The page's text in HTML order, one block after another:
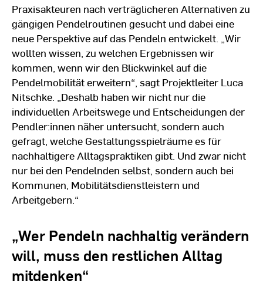
Praxisakteuren nach verträglicheren Alternativen zu
gängigen Pendelroutinen gesucht und dabei eine
neue Perspektive auf das Pendeln entwickelt. „Wir
wollten wissen, zu welchen Ergebnissen wir
kommen, wenn wir den Blickwinkel auf die
Pendelmobilität erweitern“, sagt Projektleiter Luca
Nitschke. „Deshalb haben wir nicht nur die
individuellen Arbeitswege und Entscheidungen der
Pendler:innen näher untersucht, sondern auch
gefragt, welche Gestaltungsspielräume es für
nachhaltigere Alltagspraktiken gibt. Und zwar nicht
nur bei den Pendelnden selbst, sondern auch bei
Kommunen, Mobilitätsdienstleistern und
Arbeitgebern.“
„Wer Pendeln nachhaltig verändern
will, muss den restlichen Alltag
mitdenken“